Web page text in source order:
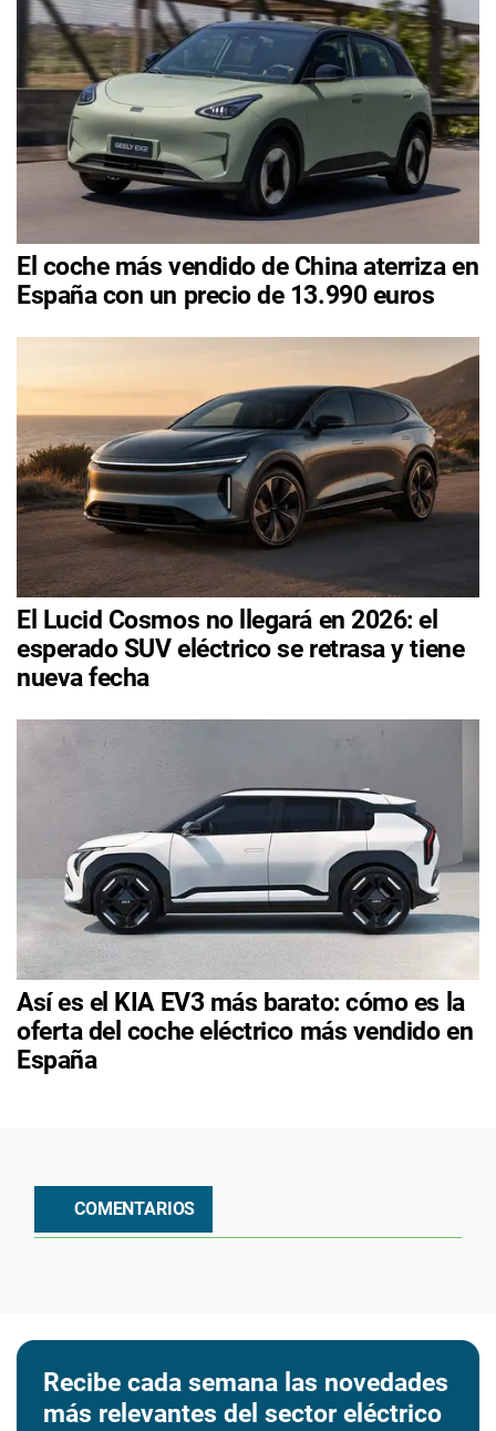
El coche más vendido de China aterriza en
España con un precio de 13.990 euros
El Lucid Cosmos no llegará en 2026: el
esperado SUV eléctrico se retrasa y tiene
nueva fecha
Así es el KIA EV3 más barato: cómo es la
oferta del coche eléctrico más vendido en
España
COMENTARIOS
Recibe cada semana las novedades
más relevantes del sector eléctrico